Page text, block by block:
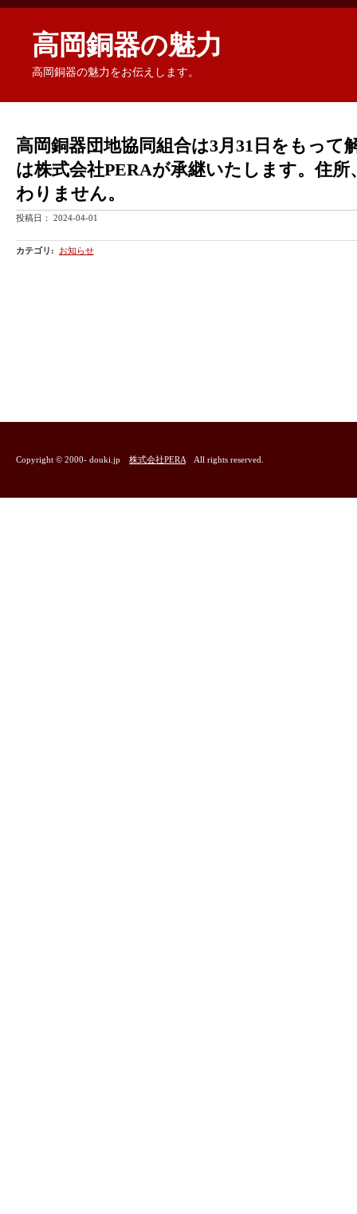
高岡銅器の魅力
高岡銅器の魅力をお伝えします。
高岡銅器団地協同組合は3月31日をもって
は株式会社PERAが承継いたします。住所
わりません。
投稿日： 2024-04-01
カテゴリ : お知らせ
Copyright © 2000- douki.jp 株式会社PERA All rights reserved.